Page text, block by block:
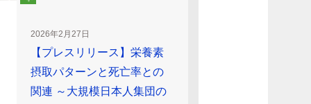
2026年2月27日
【プレスリリース】栄養素
摂取パターンと死亡率との
関連 ～大規模日本人集団の